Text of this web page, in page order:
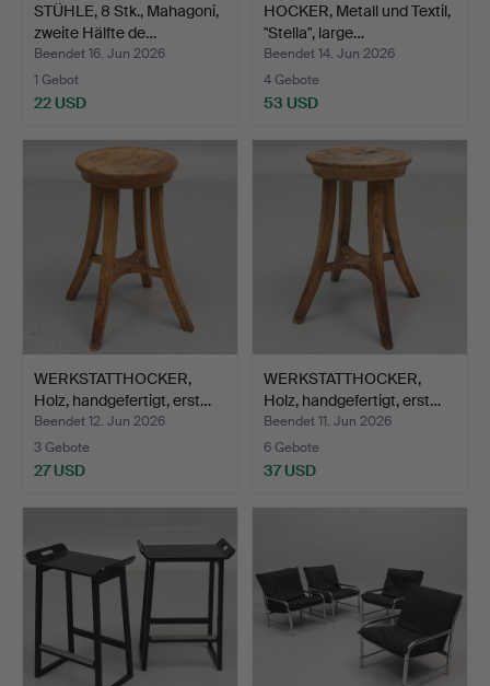
STÜHLE, 8 Stk., Mahagoni,
zweite Hälfte de…
Beendet 16. Jun 2026
1 Gebot
22 USD
HOCKER, Metall und Textil,
"Stella", large…
Beendet 14. Jun 2026
4 Gebote
53 USD
WERKSTATTHOCKER,
Holz, handgefertigt, erst…
Beendet 12. Jun 2026
3 Gebote
27 USD
WERKSTATTHOCKER,
Holz, handgefertigt, erst…
Beendet 11. Jun 2026
6 Gebote
37 USD